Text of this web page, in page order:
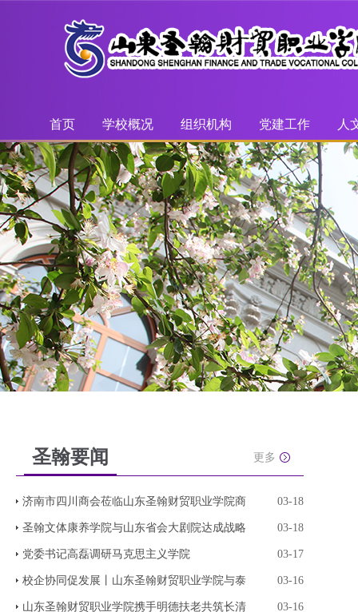
首页 学校概况 组织机构 党建工作 人
圣翰要闻 更多
济南市四川商会莅临山东圣翰财贸职业学院商 03-18
圣翰文体康养学院与山东省会大剧院达成战略 03-18
党委书记高磊调研马克思主义学院 03-17
校企协同促发展丨山东圣翰财贸职业学院与泰 03-16
山东圣翰财贸职业学院携手明德扶老共筑长清 03-16